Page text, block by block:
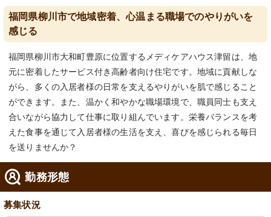
福岡県柳川市で地域密着、心温まる職場でのやりがいを
感じる
福岡県柳川市大和町豊原に位置するメディケアハウス津留は、地
元に密着したサービス付き高齢者向け住宅です。地域に貢献しな
がら、多くの入居者様の日常を支えるやりがいを肌で感じること
ができます。また、温かく和やかな職場環境で、職員同士も支え
合いながら協力して仕事に取り組んでいます。栄養バランスを考
えた食事を通じて入居者様の生活を支え、喜びを感じられる毎日
を送りませんか？
勤務形態
募集状況